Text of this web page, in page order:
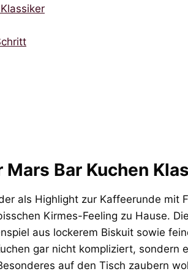
Bar Kuchen
als Highlight zur Kaffeerunde mit
Kirmes-Feeling zu Hause.
aus lockerem Biskuit sowie
gar nicht kompliziert, sondern
auf den Tisch zaubern